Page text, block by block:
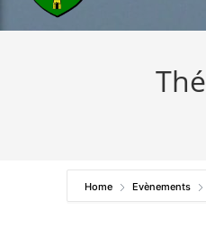
Home Evènements